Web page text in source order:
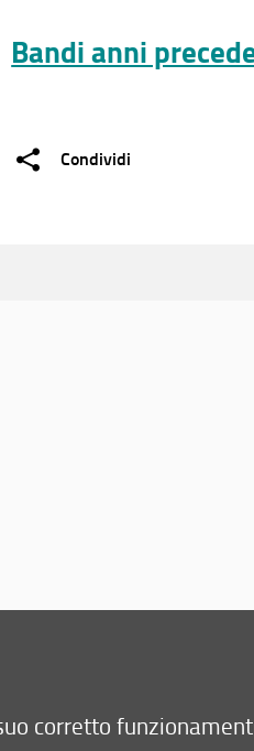
Bandi anni
Condividi
corretto